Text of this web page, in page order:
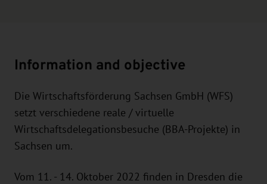
Information and objective
Die Wirtschaftsförderung Sachsen GmbH (WFS)
setzt verschiedene reale / virtuelle
Wirtschaftsdelegationsbesuche (BBA-Projekte) in
Sachsen um.
Vom 11. - 14. Oktober 2022 finden in Dresden die